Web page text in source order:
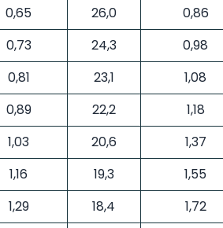
0,65 26,0
0,86
0,73 24,3
0,98
0,81 23,1
1,08
0,89 22,2
1,18
1,03 20,6
1,37
1,16 19,3
1,55
1,29 18,4
1,72